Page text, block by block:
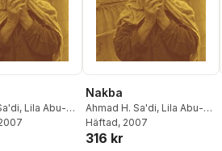
, Lila Abu-
Nakba
Ahmad H. Sa'di, Lila Abu-
Lughod
Häftad, 2007
316 kr